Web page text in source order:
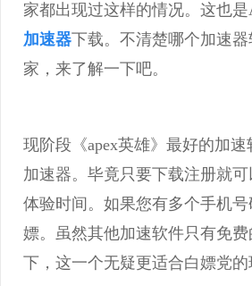
家都出现过这样的情况。这也
加速器下载。不清楚哪个加速
家，来了解一下吧。
现阶段《apex英雄》最好的加
加速器。毕竟只要下载注册就
体验时间。如果您有多个手机
嫖。虽然其他加速软件只有免
下，这一个无疑更适合白嫖党的